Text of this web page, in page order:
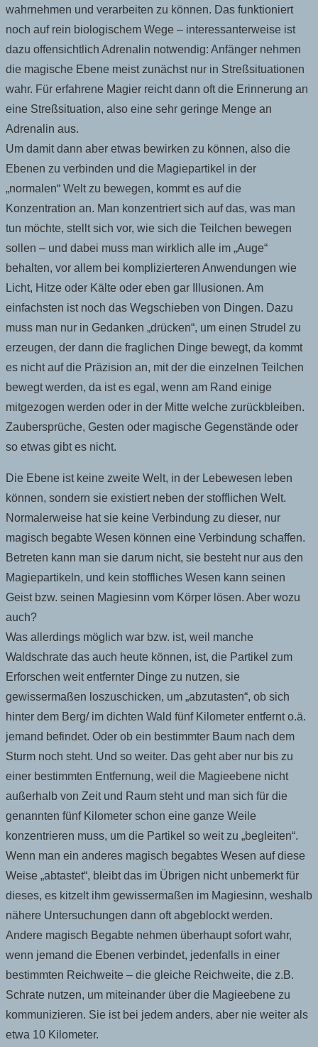
wahrnehmen und verarbeiten zu können. Das funktioniert
noch auf rein biologischem Wege – interessanterweise ist
dazu offensichtlich Adrenalin notwendig: Anfänger nehmen
die magische Ebene meist zunächst nur in Streßsituationen
wahr. Für erfahrene Magier reicht dann oft die Erinnerung an
eine Streßsituation, also eine sehr geringe Menge an
Adrenalin aus.
Um damit dann aber etwas bewirken zu können, also die
Ebenen zu verbinden und die Magiepartikel in der
„normalen“ Welt zu bewegen, kommt es auf die
Konzentration an. Man konzentriert sich auf das, was man
tun möchte, stellt sich vor, wie sich die Teilchen bewegen
sollen – und dabei muss man wirklich alle im „Auge“
behalten, vor allem bei komplizierteren Anwendungen wie
Licht, Hitze oder Kälte oder eben gar Illusionen. Am
einfachsten ist noch das Wegschieben von Dingen. Dazu
muss man nur in Gedanken „drücken“, um einen Strudel zu
erzeugen, der dann die fraglichen Dinge bewegt, da kommt
es nicht auf die Präzision an, mit der die einzelnen Teilchen
bewegt werden, da ist es egal, wenn am Rand einige
mitgezogen werden oder in der Mitte welche zurückbleiben.
Zaubersprüche, Gesten oder magische Gegenstände oder
so etwas gibt es nicht.
Die Ebene ist keine zweite Welt, in der Lebewesen leben
können, sondern sie existiert neben der stofflichen Welt.
Normalerweise hat sie keine Verbindung zu dieser, nur
magisch begabte Wesen können eine Verbindung schaffen.
Betreten kann man sie darum nicht, sie besteht nur aus den
Magiepartikeln, und kein stoffliches Wesen kann seinen
Geist bzw. seinen Magiesinn vom Körper lösen. Aber wozu
auch?
Was allerdings möglich war bzw. ist, weil manche
Waldschrate das auch heute können, ist, die Partikel zum
Erforschen weit entfernter Dinge zu nutzen, sie
gewissermaßen loszuschicken, um „abzutasten“, ob sich
hinter dem Berg/ im dichten Wald fünf Kilometer entfernt o.ä.
jemand befindet. Oder ob ein bestimmter Baum nach dem
Sturm noch steht. Und so weiter. Das geht aber nur bis zu
einer bestimmten Entfernung, weil die Magieebene nicht
außerhalb von Zeit und Raum steht und man sich für die
genannten fünf Kilometer schon eine ganze Weile
konzentrieren muss, um die Partikel so weit zu „begleiten“.
Wenn man ein anderes magisch begabtes Wesen auf diese
Weise „abtastet“, bleibt das im Übrigen nicht unbemerkt für
dieses, es kitzelt ihm gewissermaßen im Magiesinn, weshalb
nähere Untersuchungen dann oft abgeblockt werden.
Andere magisch Begabte nehmen überhaupt sofort wahr,
wenn jemand die Ebenen verbindet, jedenfalls in einer
bestimmten Reichweite – die gleiche Reichweite, die z.B.
Schrate nutzen, um miteinander über die Magieebene zu
kommunizieren. Sie ist bei jedem anders, aber nie weiter als
etwa 10 Kilometer.